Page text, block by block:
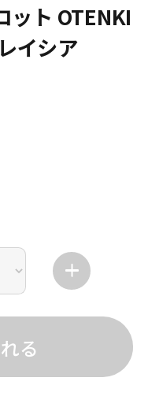
ット OTENKI
イシア
る